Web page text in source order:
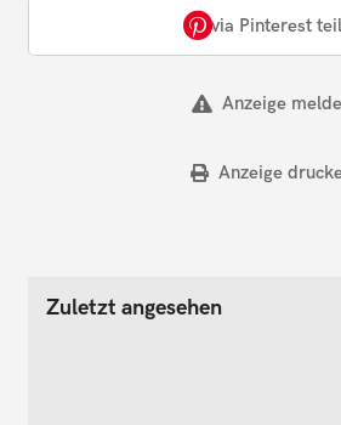
via Pinterest
Anzeige
Anzeige
Zuletzt angesehen